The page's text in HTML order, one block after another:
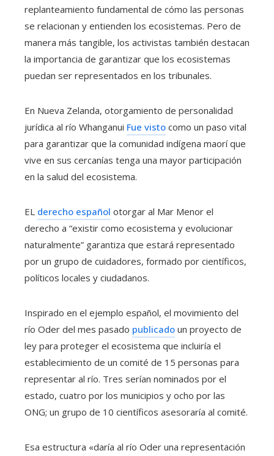
replanteamiento fundamental de cómo las personas
se relacionan y entienden los ecosistemas. Pero de
manera más tangible, los activistas también destacan
la importancia de garantizar que los ecosistemas
puedan ser representados en los tribunales.
En Nueva Zelanda, otorgamiento de personalidad
jurídica al río Whanganui Fue visto como un paso vital
para garantizar que la comunidad indígena maorí que
vive en sus cercanías tenga una mayor participación
en la salud del ecosistema.
EL derecho español otorgar al Mar Menor el
derecho a “existir como ecosistema y evolucionar
naturalmente” garantiza que estará representado
por un grupo de cuidadores, formado por científicos,
políticos locales y ciudadanos.
Inspirado en el ejemplo español, el movimiento del
río Oder del mes pasado publicado un proyecto de
ley para proteger el ecosistema que incluiría el
establecimiento de un comité de 15 personas para
representar al río. Tres serían nominados por el
estado, cuatro por los municipios y ocho por las
ONG; un grupo de 10 científicos asesoraría al comité.
Esa estructura «daría al río Oder una representación